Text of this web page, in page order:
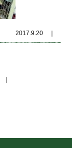
2017.9.20｜